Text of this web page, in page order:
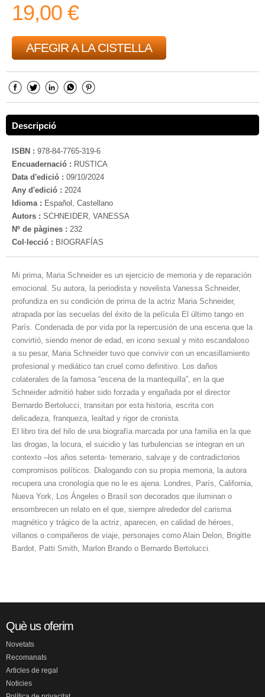
19,00 €
AFEGIR A LA CISTELLA
Descripció
ISBN : 978-84-7765-319-6
Encuadernació : RUSTICA
Data d'edició : 09/10/2024
Any d'edició : 2024
Idioma : Español, Castellano
Autors : SCHNEIDER, VANESSA
Nº de pàgines : 232
Col·lecció : BIOGRAFÍAS
Mi prima, Maria Schneider es un ejercicio de memoria y de reparación
emocional. Su autora, la periodista y novelista Vanessa Schneider,
profundiza en su condición de prima de la actriz Maria Schneider,
atrapada por las secuelas del éxito de la película El último tango en
París. Condenada de por vida por la repercusión de una escena que la
convirtió, siendo menor de edad, en icono sexual y mito escandaloso
a su pesar, Maria Schneider tuvo que convivir con un encasillamiento
profesional y mediático tan cruel como definitivo. Los daños
colaterales de la famosa “escena de la mantequilla”, en la que
Schneider admitió haber sido forzada y engañada por el director
Bernardo Bertolucci, transitan por esta historia, escrita con
delicadeza, franqueza, lealtad y rigor de cronista.
El libro tira del hilo de una biografía marcada por una familia en la que
las drogas, la locura, el suicidio y las turbulencias se integran en un
contexto –los años setenta- temerario, salvaje y de contradictorios
compromisos políticos. Dialogando con su propia memoria, la autora
recupera una cronología que no le es ajena. Londres, París, California,
Nueva York, Los Ángeles o Brasil son decorados que iluminan o
ensombrecen un relato en el que, siempre alrededor del carisma
magnético y trágico de la actriz, aparecen, en calidad de héroes,
villanos o compañeros de viaje, personajes como Alain Delon, Brigitte
Bardot, Patti Smith, Marlon Brando o Bernardo Bertolucci.
Què us oferim
Novetats
Recomanats
Articles de regal
Noticies